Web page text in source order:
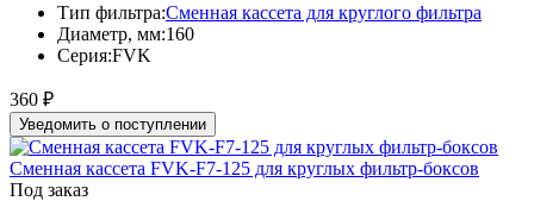
Тип фильтра:Сменная кассета для круглого фильтра
Диаметр, мм:160
Серия:FVK
360 ₽
Уведомить о поступлении
Сменная кассета FVK-F7-125 для круглых фильтр-боксов
Под заказ